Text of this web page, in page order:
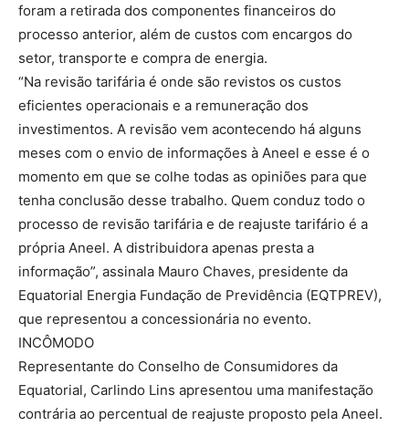
foram a retirada dos componentes financeiros do
processo anterior, além de custos com encargos do
setor, transporte e compra de energia.
“Na revisão tarifária é onde são revistos os custos
eficientes operacionais e a remuneração dos
investimentos. A revisão vem acontecendo há alguns
meses com o envio de informações à Aneel e esse é o
momento em que se colhe todas as opiniões para que
tenha conclusão desse trabalho. Quem conduz todo o
processo de revisão tarifária e de reajuste tarifário é a
própria Aneel. A distribuidora apenas presta a
informação”, assinala Mauro Chaves, presidente da
Equatorial Energia Fundação de Previdência (EQTPREV),
que representou a concessionária no evento.
INCÔMODO
Representante do Conselho de Consumidores da
Equatorial, Carlindo Lins apresentou uma manifestação
contrária ao percentual de reajuste proposto pela Aneel.